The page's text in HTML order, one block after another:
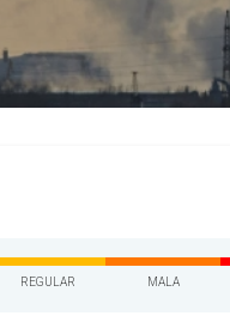
REGULAR MALA